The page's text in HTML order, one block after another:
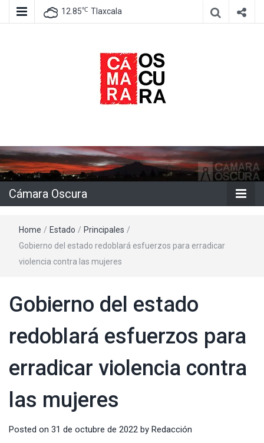
12.85℃ Tlaxcala
Cámara
Oscura
Cámara Oscura
Home / Estado / Principales /
Gobierno del estado redoblará esfuerzos para erradicar
violencia contra las mujeres
Gobierno del estado
redoblará esfuerzos para
erradicar violencia contra
las mujeres
Posted on 31 de octubre de 2022 by Redacción